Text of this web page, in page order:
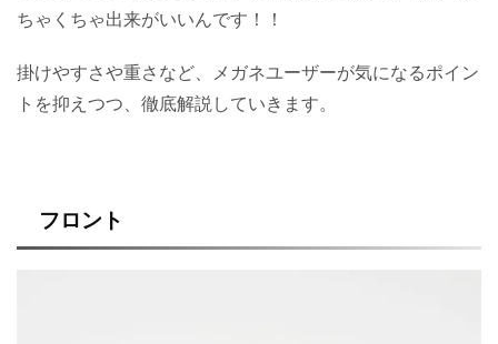
ちゃくちゃ出来がいいんです！！
掛けやすさや重さなど、メガネユーザーが気になるポイン
トを抑えつつ、徹底解説していきます。
フロント